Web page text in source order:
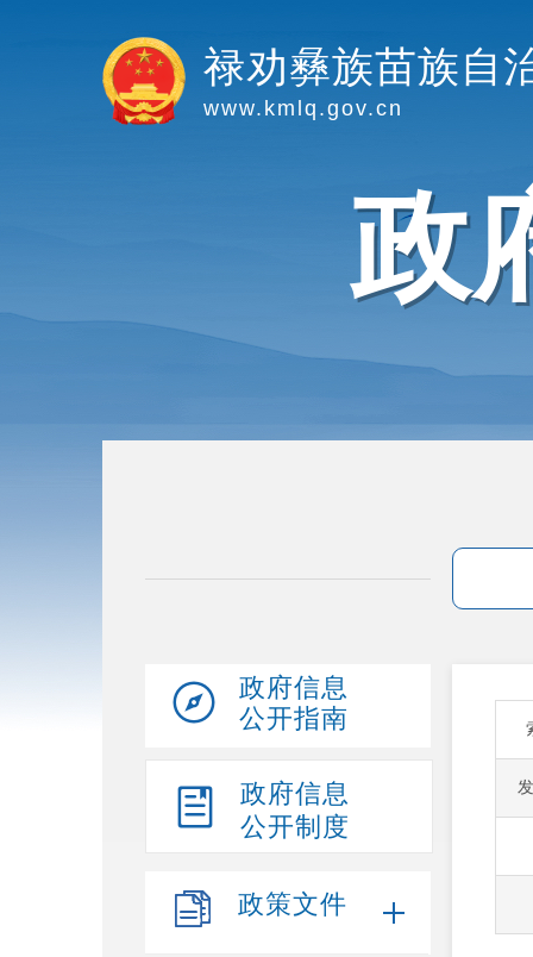
禄劝彝族苗族自
www.kmlq.gov.cn
政
政府信息
公开指南
政府信息
公开制度
政策文件